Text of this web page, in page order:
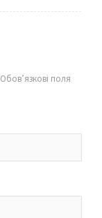
Обов’язкові поля